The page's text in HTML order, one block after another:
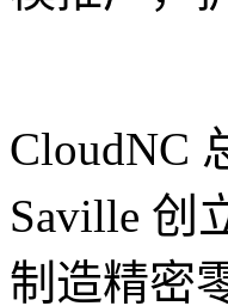
CloudNC
Saville 创
制造精密